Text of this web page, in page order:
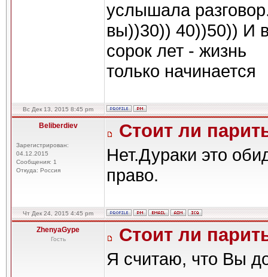
услышала
вы))30)) 40))50)) И
сорок лет - жизнь
только начинается
Вс Дек 13, 2015 8:45 pm
Beliberdiev
Зарегистрирован:
04.12.2015
Сообщения: 1
Откуда: Россия
Стоит ли
Нет.Дураки это
право.
Чт Дек 24, 2015 4:45 pm
ZhenyaGype
Гость Стоит ли
Я считаю, что Вы